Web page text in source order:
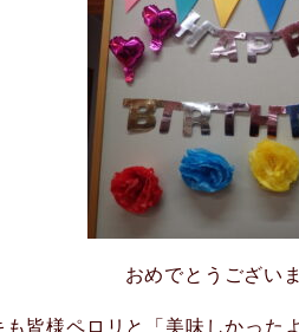
おめでとうござい
も皆様ペロリと「美味しかった